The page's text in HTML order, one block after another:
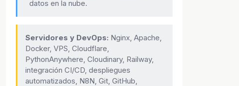
datos en la nube.
Servidores y DevOps: Nginx, Apache,
Docker, VPS, Cloudflare,
PythonAnywhere, Cloudinary, Railway,
integración CI/CD, despliegues
automatizados, N8N, Git, GitHub,